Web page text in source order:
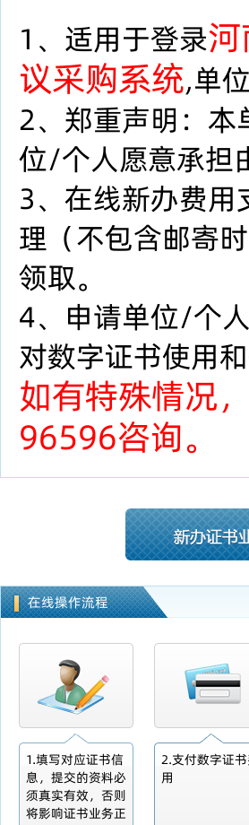
1、适用于登录
议采购系统,单
2、郑重声明：
位/个人愿意承担
3、在线新办费
理（不包含邮寄
领取。
4、申请单位/个
对数字证书使用
如有特殊情况
96596咨询。
在线操作流程
1.填写对应证书信
息，提交的资料必
须真实有效，否则
将影响证书业务正
2.支付数字证
用